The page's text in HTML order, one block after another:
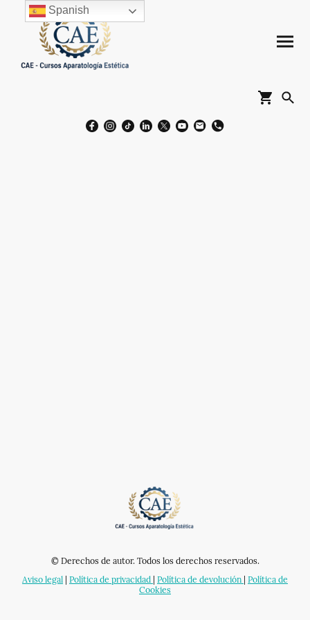
© Derechos de autor. Todos los derechos reservados.
Aviso legal
Política de privacidad Política de devolución Política de
Cookies
Spanish